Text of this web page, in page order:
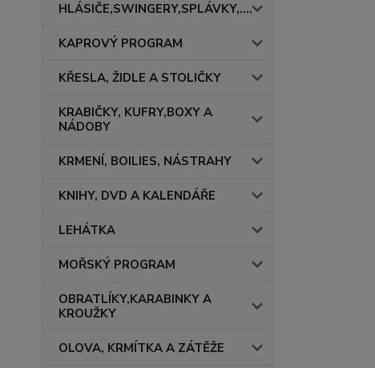
HLÁSIČE,SWINGERY,SPLÁVKY,....
KAPROVÝ PROGRAM
KŘESLA, ŽIDLE A STOLIČKY
KRABIČKY, KUFRY,BOXY A
NÁDOBY
KRMENÍ, BOILIES, NÁSTRAHY
KNIHY, DVD A KALENDÁŘE
LEHÁTKA
MOŘSKÝ PROGRAM
OBRATLÍKY,KARABINKY A
KROUŽKY
OLOVA, KRMÍTKA A ZÁTĚŽE